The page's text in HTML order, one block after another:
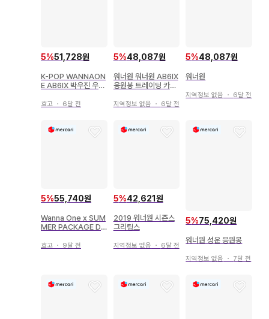
5%51,728원
K-POP WANNAON
E AB6IX 박우진 우진
효고 ・ 6달 전
5%48,087원
워너원 워너원 AB6IX
응원봉 트레이딩 카드
지역정보 없음 ・ 6달 전
5%48,087원
워너원
지역정보 없음 ・ 6달 전
5%55,740원
Wanna One x SUM
MER PACKAGE DV
효고 ・ 9달 전
5%42,621원
2019 워너원 시즌스
그리팅스
지역정보 없음 ・ 6달 전
5%75,420원
워너원 성운 응원봉
지역정보 없음 ・ 7달 전